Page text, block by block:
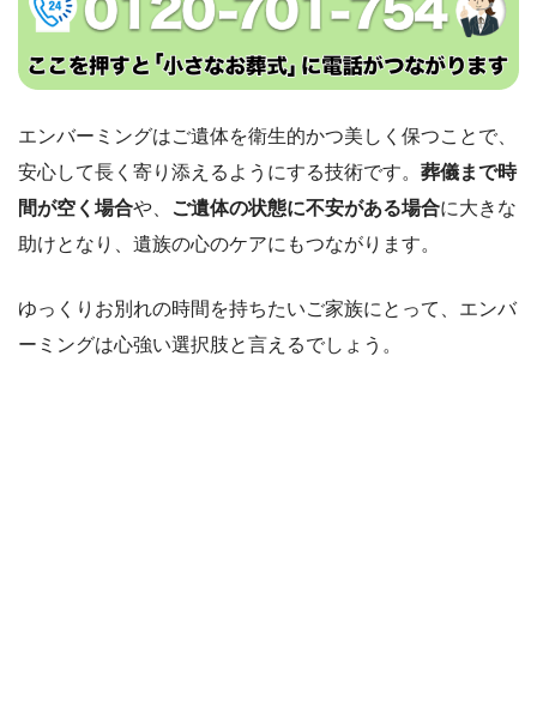
エンバーミングはご遺体を衛生的かつ美しく保つことで、
安心して長く寄り添えるようにする技術です。 葬儀まで時
間が空く場合や、 ご遺体の状態に不安がある場合に大きな
助けとなり、遺族の心のケアにもつながります。
ゆっくりお別れの時間を持ちたいご家族にとって、エンバ
ーミングは心強い選択肢と言えるでしょう。